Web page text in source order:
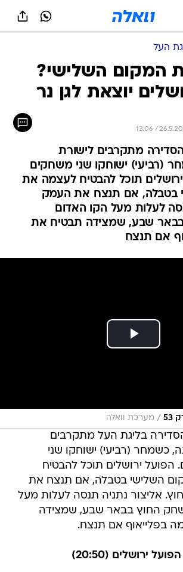
העל
המקום השלישי?
יוצאת לגן נר
מתקרבים לישורת
(רביעי) ישוחקו שני משחקים
ירושלים תוכל להבטיח לעצמה את
בטבלה, אם תנצח את העמק
לעלות מעל הקו האדום
שבע, שמצידה תבטיח את
אם תנצח
/ מערכת וואלה
בליגת העל מתקרבים
כשמחר (רביעי) ישוחקו שני
הפועל ירושלים תוכל להבטיח
השלישי בטבלה, אם תנצח את
אליצור נתניה תנסה לעלות מעל
החוץ בבאר שבע, שמצידה
בפלייאוף אם תנצח.
ירושלים (20:50)